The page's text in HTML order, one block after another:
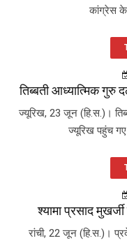
कांग्रेस के
तिब्बती आध्यात्मिक गुरु
ज्यूरिख, 23 जून (हि.स.)।
ज्यूरिख पहुंच
श्यामा प्रसाद
रांची, 22 जून (हि.स.)।